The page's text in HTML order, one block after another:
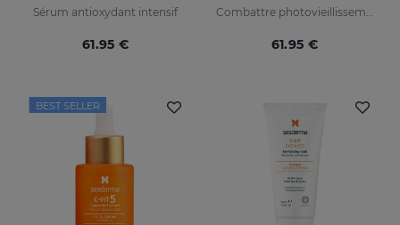
Sérum antioxydant intensif
61.95 €
Combattre photovieillissement
61.95 €
BEST SELLER